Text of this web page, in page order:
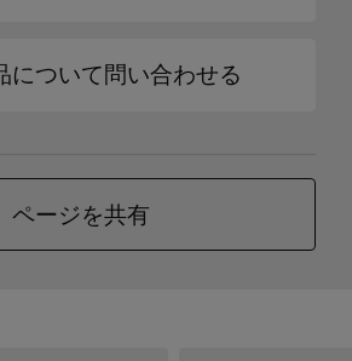
について問い合わせる
ページを共有